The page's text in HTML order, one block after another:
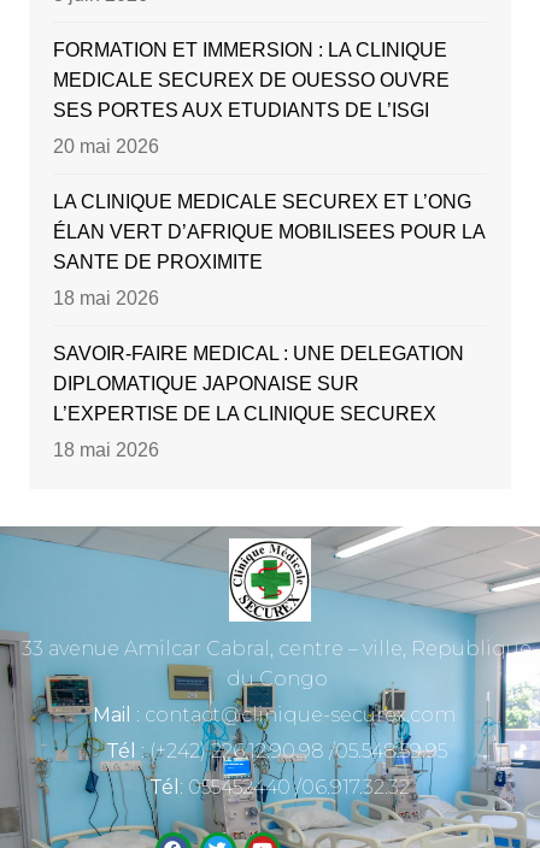
FORMATION ET IMMERSION : LA CLINIQUE
MEDICALE SECUREX DE OUESSO OUVRE
SES PORTES AUX ETUDIANTS DE L’ISGI
20 mai 2026
LA CLINIQUE MEDICALE SECUREX ET L’ONG
ÉLAN VERT D’AFRIQUE MOBILISEES POUR LA
SANTE DE PROXIMITE
18 mai 2026
SAVOIR-FAIRE MEDICAL : UNE DELEGATION
DIPLOMATIQUE JAPONAISE SUR
L’EXPERTISE DE LA CLINIQUE SECUREX
18 mai 2026
33 avenue Amilcar Cabral, centre – ville, Republique
du Congo
Mail : contact@clinique-securex.com
Tél : (+242) 226.12.90.98 /05.548.59.95
Tél : 055452440 /06.917.32.32